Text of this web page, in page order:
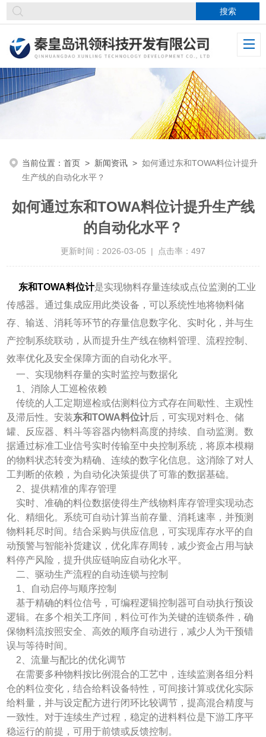
当前位置：首页 > 新闻资讯 >如何通过东和TOWA料位计提升
生产线的自动化水平？
如何通过东和TOWA料位计提升生产线
的自动化水平？
更新时间：2026-03-05 | 点击率：497
东和TOWA料位计是实现物料存量连续或点位监测的工业
传感器。通过集成应用此类设备，可以系统性地将物料储
存、输送、消耗等环节的存量信息数字化、实时化，并与生
产控制系统联动，从而提升生产线在物料管理、流程控制、
效率优化及安全保障方面的自动化水平。
一、实现物料存量的实时监控与数据化
1、消除人工巡检依赖
传统的人工定期巡检或估测料位方式存在间歇性、主观性
及滞后性。安装东和TOWA料位计后，可实现对料仓、储
罐、反应器、料斗等容器内物料高度的持续、自动监测。数
据通过标准工业信号实时传输至中央控制系统，将原本模糊
的物料状态转变为精确、连续的数字化信息。这消除了对人
工判断的依赖，为自动化决策提供了可靠的数据基础。
2、提供精准的库存管理
实时、准确的料位数据使得生产线物料库存管理实现动态
化、精细化。系统可自动计算当前存量、消耗速率，并预测
物料耗尽时间。结合采购与供应信息，可实现库存水平的自
动预警与智能补货建议，优化库存周转，减少资金占用与缺
料停产风险，提升供应链响应自动化水平。
二、驱动生产流程的自动连锁与控制
1、自动启停与顺序控制
基于精确的料位信号，可编程逻辑控制器可自动执行预设
逻辑。在多个相关工序间，料位可作为关键的连锁条件，确
保物料流按照安全、高效的顺序自动进行，减少人为干预错
误与等待时间。
2、流量与配比的优化调节
在需要多种物料按比例混合的工艺中，连续监测各组分料
仓的料位变化，结合给料设备特性，可间接计算或优化实际
给料量，并与设定配方进行闭环比较调节，提高混合精度与
一致性。对于连续生产过程，稳定的进料料位是下游工序平
稳运行的前提，可用于前馈或反馈控制。